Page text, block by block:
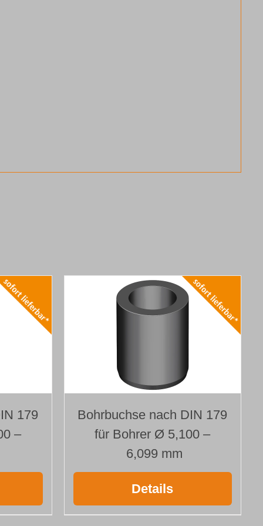
179
–
Bohrbuchse nach DIN 179
für Bohrer Ø 5,100 –
6,099 mm
Details